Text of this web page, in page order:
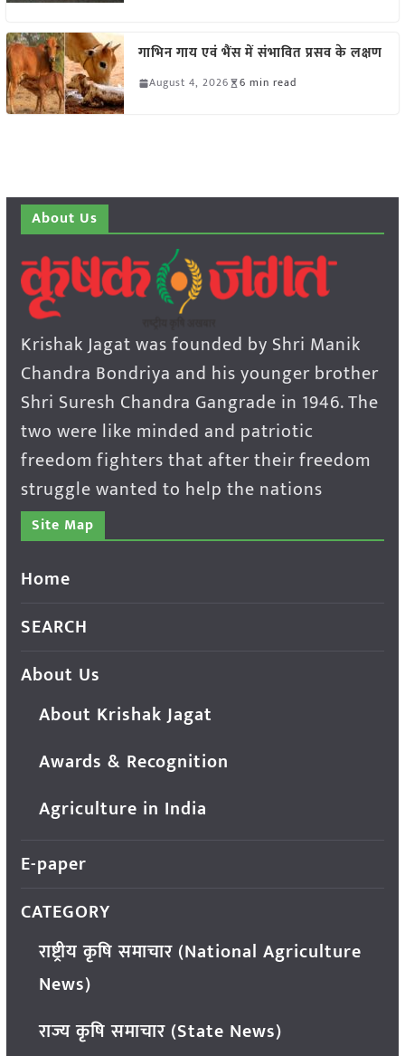
गाभिन गाय एवं भैंस में संभावित प्रसव के लक्षण
August 4, 2026 6 min read
About Us
Krishak Jagat was founded by Shri Manik
Chandra Bondriya and his younger brother
Shri Suresh Chandra Gangrade in 1946. The
two were like minded and patriotic
freedom fighters that after their freedom
struggle wanted to help the nations
Site Map
Home
SEARCH
About Us
About Krishak Jagat
Awards & Recognition
Agriculture in India
E-paper
CATEGORY
राष्ट्रीय कृषि समाचार (National Agriculture
News)
राज्य कृषि समाचार (State News)